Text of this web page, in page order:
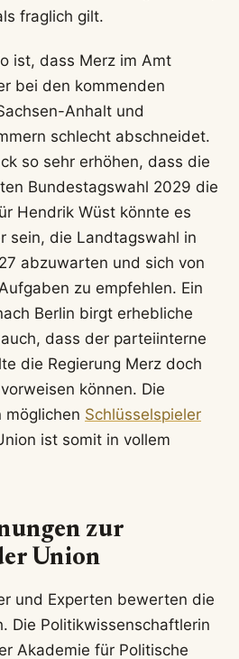
fraglich gilt.
ist, dass Merz im Amt
bei den kommenden
Anhalt und
schlecht abschneidet.
so sehr erhöhen, dass die
Bundestagswahl 2029 die
Hendrik Wüst könnte es
sein, die Landtagswahl in
abzuwarten und sich von
zu empfehlen. Ein
Berlin birgt erhebliche
dass der parteiinterne
die Regierung Merz doch
können. Die
möglichen Schlüsselspieler
ist somit in vollem
zur
Union
und Experten bewerten die
Die Politikwissenschaftlerin
Akademie für Politische